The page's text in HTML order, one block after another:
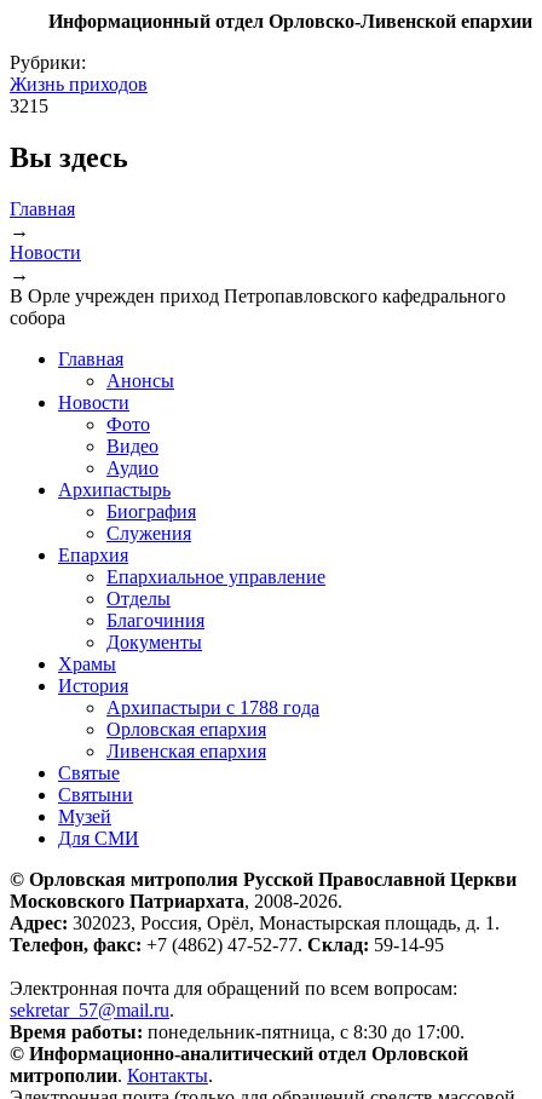
Информационный отдел Орловско-Ливенской епархии
Рубрики:
Жизнь приходов
3215
Вы здесь
Главная
→
Новости
→
В Орле учрежден приход Петропавловского кафедрального
собора
Главная
Анонсы
Новости
Фото
Видео
Аудио
Архипастырь
Биография
Служения
Епархия
Епархиальное управление
Отделы
Благочиния
Документы
Храмы
История
Архипастыри с 1788 года
Орловская епархия
Ливенская епархия
Святые
Святыни
Музей
Для СМИ
© Орловская митрополия Русской Православной Церкви
Московского Патриархата, 2008-2026.
Адрес: 302023, Россия, Орёл, Монастырская площадь, д. 1.
Телефон, факс: +7 (4862) 47-52-77. Склад: 59-14-95
Электронная почта для обращений по всем вопросам:
sekretar_57@mail.ru.
Время работы: понедельник-пятница, с 8:30 до 17:00.
© Информационно-аналитический отдел Орловской
митрополии. Контакты.